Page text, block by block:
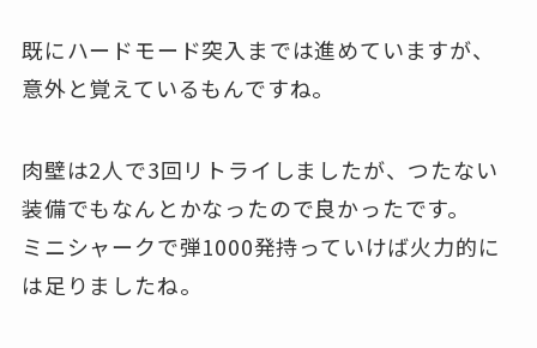
既にハードモード突入までは進めていますが、
意外と覚えているもんですね。
肉壁は2人で3回リトライしましたが、つたない
装備でもなんとかなったので良かったです。
ミニシャークで弾1000発持っていけば火力的に
は足りましたね。